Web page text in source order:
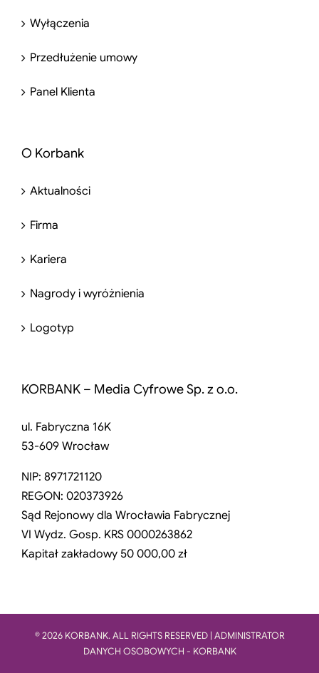
Wyłączenia
Przedłużenie umowy
Panel Klienta
O Korbank
Aktualności
Firma
Kariera
Nagrody i wyróżnienia
Logotyp
KORBANK – Media Cyfrowe Sp. z o.o.
ul. Fabryczna 16K
53-609 Wrocław
NIP: 8971721120
REGON: 020373926
Sąd Rejonowy dla Wrocławia Fabrycznej
VI Wydz. Gosp. KRS 0000263862
Kapitał zakładowy 50 000,00 zł
© 2026 KORBANK. ALL RIGHTS RESERVED | ADMINISTRATOR
DANYCH OSOBOWYCH - KORBANK